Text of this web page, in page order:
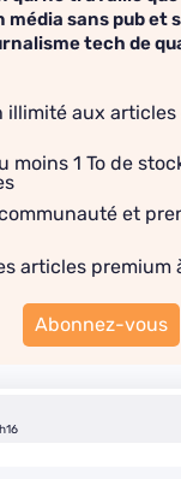
média sans pub et
tech de
illimité aux articles
moins 1 To de
et
articles premium
Abonnez-vous